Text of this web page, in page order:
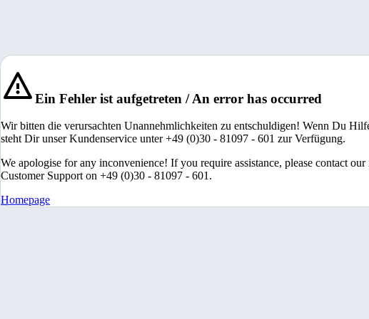
Ein Fehler ist aufgetreten / An error has occurred
Wir bitten die verursachten Unannehmlichkeiten zu entschuldigen! Wenn Du
steht Dir unser Kundenservice unter +49 (0)30 - 81097 - 601 zur Verfügung.
We apologise for any inconvenience! If you require assistance, please contact our
Customer Support on +49 (0)30 - 81097 - 601.
Homepage